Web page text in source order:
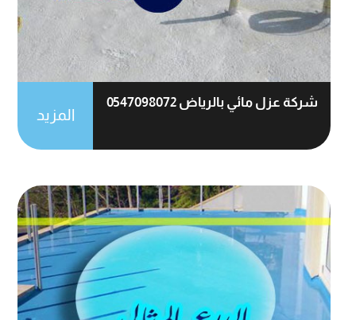
شركة عزل مائي بالرياض 0547098072
المزيد